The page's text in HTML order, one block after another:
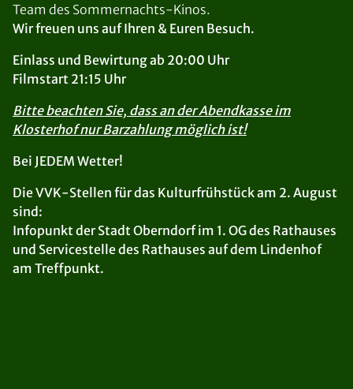
Team des Sommernachts-Kinos.
Wir freuen uns auf Ihren & Euren Besuch.
Einlass und Bewirtung ab 20:00 Uhr
Filmstart 21:15 Uhr
Bitte beachten Sie, dass an der Abendkasse im
Klosterhof nur Barzahlung möglich ist!
Bei JEDEM Wetter!
Die VVK-Stellen für das Kulturfrühstück am 2. August
sind:
Infopunkt der Stadt Oberndorf im 1. OG des Rathauses
und Servicestelle des Rathauses auf dem Lindenhof
am Treffpunkt.